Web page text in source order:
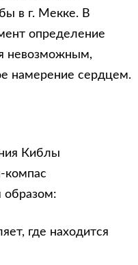
в г. Мекке. В
определение
невозможным,
намерение сердцем.
Киблы
компас
где находится